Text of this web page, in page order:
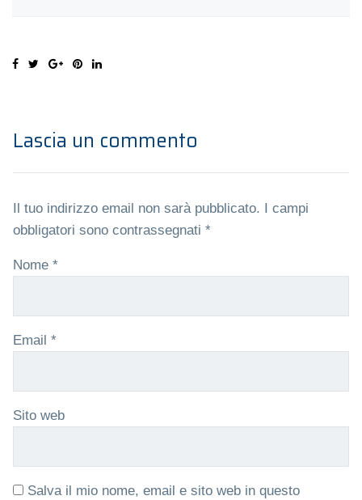
Lascia un commento
Il tuo indirizzo email non sarà pubblicato.
I campi
obbligatori sono contrassegnati *
Nome *
Email *
Sito web
Salva il mio nome, email e sito web in questo